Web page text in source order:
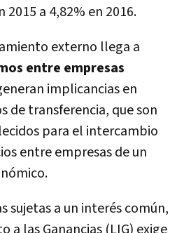
2015 a 4,82% en 2016.
externo llega a
entre empresas
implicancias en
de transferencia, que son
para el intercambio
entre empresas de un
sujetas a un interés común,